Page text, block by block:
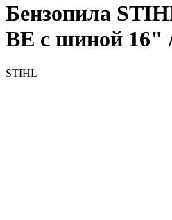
Бензопила
BE с шиной 16"
STIHL